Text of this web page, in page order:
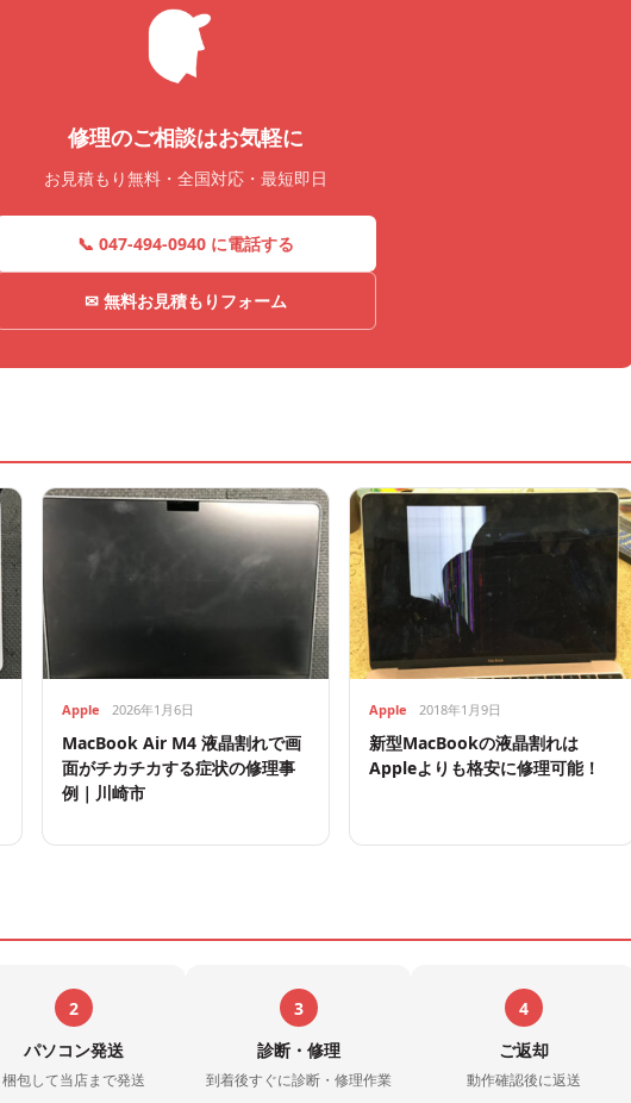
修理のご相談はお気軽に
お見積もり無料・全国対応・最短即日
📞 047-494-0940 に電話する
✉ 無料お見積もりフォーム
Apple 2026年1月6日
MacBook Air M4 液晶割れで画
面がチカチカする症状の修理事
例｜川崎市
Apple 2018年1月9日
新型MacBookの液晶割れは
Appleよりも格安に修理可能！
2
パソコン発送
梱包して当店まで発送
3
診断・修理
到着後すぐに診断・修理作業
4
ご返却
動作確認後に返送